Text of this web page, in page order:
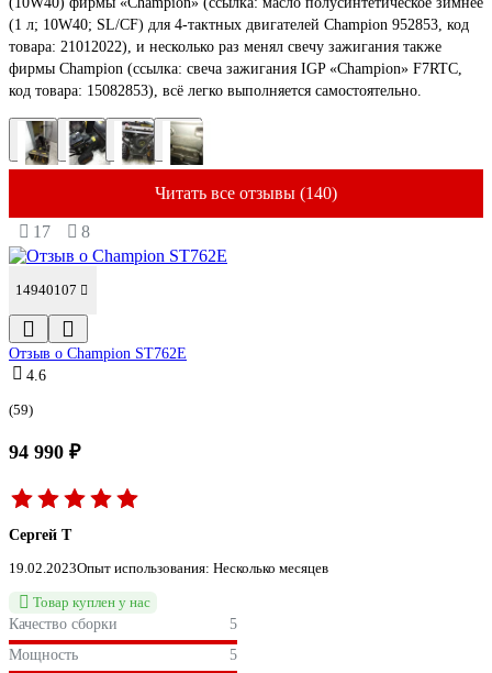
(1 л; 10W40; SL/CF) для 4-тактных двигателей Champion 952853, код
товара: 21012022), и несколько раз менял свечу зажигания также
фирмы Champion (ссылка: свеча зажигания IGP «Champion» F7RTC,
код товара: 15082853), всё легко выполняется самостоятельно.
Читать все отзывы (140)
17 8
14940107
Отзыв о Champion ST762E
4.6
(59)
94 990 ₽
Сергей Т
19.02.2023Опыт использования: Несколько месяцев
Товар куплен у нас
Качество сборки
5
Мощность
5